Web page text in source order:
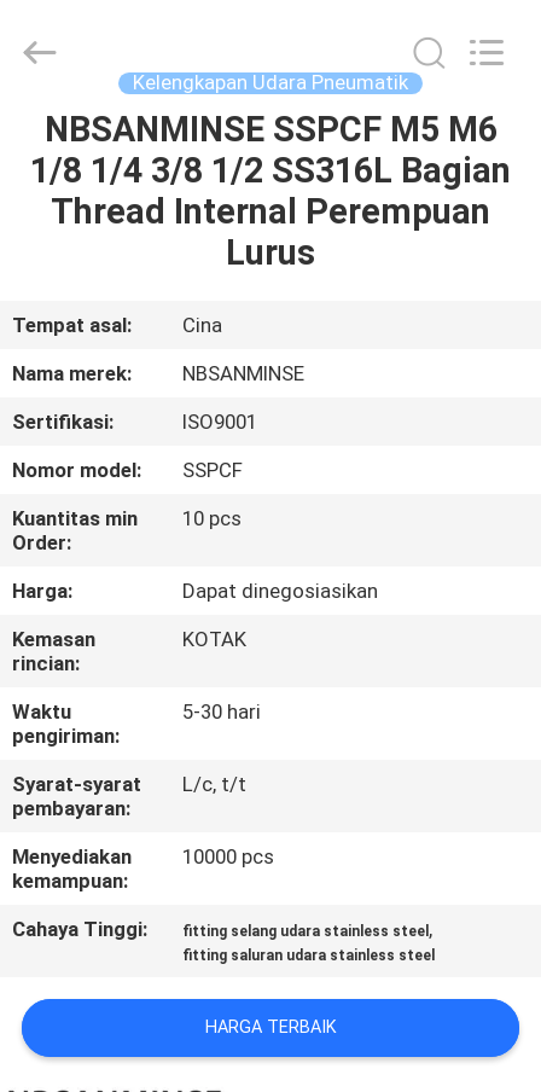
RUMAH
PRODUK
KAMI
PABRIK
KONTROL
KUALITAS
HUBUNGI
KAMI
BERITA
PERMINTAAN
PENAWARAN
SITEMAP
KEBIJAKAN
PRIVASI
Export
Reserved.
Kelengkapan Udara Pneumatik
NBSANMINSE SSPCF M5 M6
1/8 1/4 3/8 1/2 SS316L Bagian
Thread Internal Perempuan
Lurus
Tempat asal:
Cina
Nama merek:
NBSANMINSE
Sertifikasi:
ISO9001
Nomor model:
SSPCF
Kuantitas min
Order:
10 pcs
Harga:
Dapat dinegosiasikan
Kemasan
rincian:
KOTAK
Waktu
pengiriman:
5-30 hari
Syarat-syarat
pembayaran:
L/c, t/t
Menyediakan
kemampuan:
10000 pcs
Cahaya Tinggi: fitting selang udara stainless steel ,
fitting saluran udara stainless steel
HARGA TERBAIK